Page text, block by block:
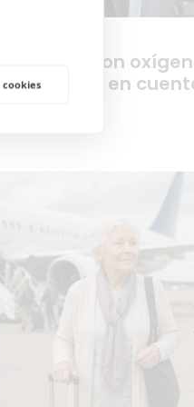
Viajar solo con
tener en